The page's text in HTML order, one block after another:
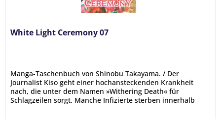
White Light Ceremony 07
Manga-Taschenbuch von Shinobu Takayama. / Der
Journalist Kiso geht einer hochansteckenden Krankheit
nach, die unter dem Namen »Withering Death« für
Schlagzeilen sorgt. Manche Infizierte sterben innerhalb